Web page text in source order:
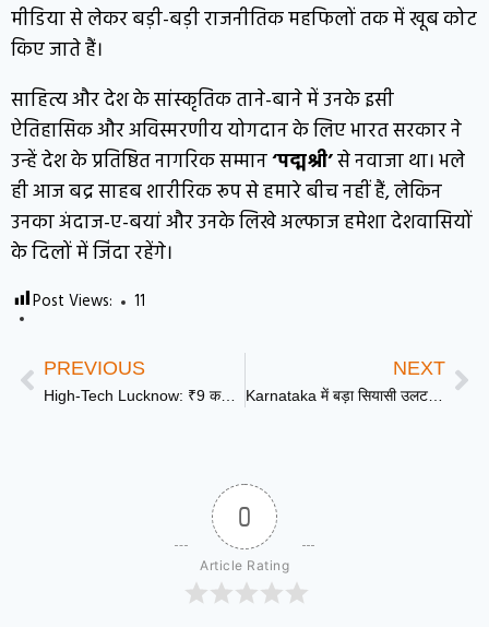
मीडिया से लेकर बड़ी-बड़ी राजनीतिक महफिलों तक में खूब कोट
किए जाते हैं।
साहित्य और देश के सांस्कृतिक ताने-बाने में उनके इसी
ऐतिहासिक और अविस्मरणीय योगदान के लिए भारत सरकार ने
उन्हें देश के प्रतिष्ठित नागरिक सम्मान‘पद्मश्री’से नवाजा था। भले
ही आज बद्र साहब शारीरिक रूप से हमारे बीच नहीं हैं, लेकिन
उनका अंदाज-ए-बयां और उनके लिखे अल्फाज हमेशा देशवासियों
के दिलों में जिंदा रहेंगे।
Post Views: 11
PREVIOUS
High-Tech Lucknow: ₹9 करोड़ की लागत से बना फिक्स्ड कॉम्पैक्टर स्टेशन, गोमती नगर विस्तार और मल्हौर को मिलेगी गंदगी से मुक्ति
NEXT
Karnataka में बड़ा सियासी उलटफेर: Siddaramaiah का इस्तीफा मंजूर, अब D. K. Shivakumar की बारी!
0
Article Rating